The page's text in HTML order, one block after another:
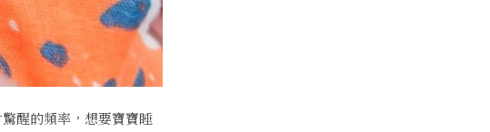
醒的頻率，想要寶寶睡